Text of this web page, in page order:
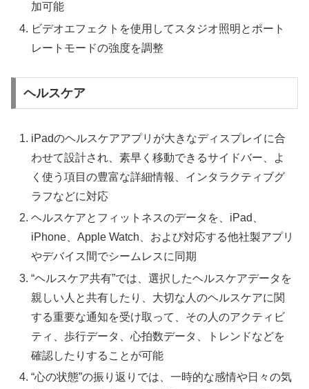
加可能
ビデオエフェクトを使用してスタジオ照明とポート
レートモードの強度を調整
ヘルスケア
iPadのヘルスケアアプリが大きなディスプレイに合
わせて設計され、素早く移動できるサイドバー、よ
く使う項目の豊富な詳細情報、インタラクティブグ
ラフなどに対応
ヘルスケアとフィットネスのデータを、iPad、
iPhone、Apple Watch、および対応する他社製アプリ
やデバイス間でシームレスに同期
“ヘルスケア共有”では、選択したヘルスケアデータを
親しい人と共有したり、大切な人のヘルスケアに関
する重要な通知を受け取って、その人のアクティビ
ティ、歩行データ、心拍数データ、トレンドなどを
確認したりすることが可能
“心の状態”の振り返りでは、一時的な感情や日々の気